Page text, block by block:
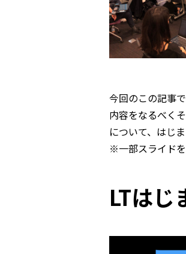
今回のこの記事
内容をなるべく
について、はじ
※一部スライド
LTはじ